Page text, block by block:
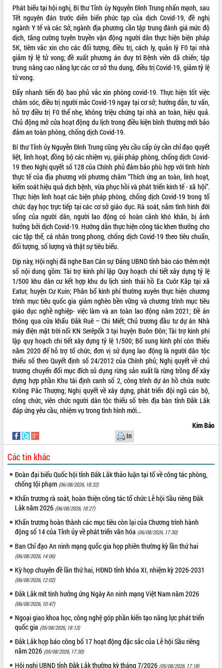
hiện nhiệm vụ quản lý tài sản công
hàng tuần
Tháo gỡ những vướng mắc, đẩy mạnh
công tác cải cách thủ tục hành chính
tại Trung tâm Phục vụ hành chính
công tỉnh
Đắk Lắk: Tôn vinh 46 giải pháp tại Hội
thi Sáng tạo Kỹ thuật 2024 - 2025
Đắk Lắk rà soát, điều chỉnh Đề án 190
về phát triển nuôi trồng thủy sản
Phó Chủ tịch UBND tỉnh Đắk Lắk
Trương Công Thái kiểm tra thực địa
Dự án cao tốc Khánh Hòa - Buôn Ma
Thuột
Định vị cà phê Việt Nam như một “di
sản sống” trong dòng chảy toàn cầu
Xây dựng nông thôn mới: Nâng cao đời
sống người dân từ những mô hình thiết
thực
Quyết liệt tháo gỡ vướng mắc, đẩy
nhanh tiến độ các dự án trọng điểm
trong Khu kinh tế Nam Phú Yên
Hòn Yến phát triển du lịch gắn với bảo
Lấy ý kiến điều chỉnh Quy hoạch tỉnh
Đắk Lắk thời kỳ 2021-2030, tầm nhìn
đến năm 2050
Phát động chiến dịch 30 ngày đêm
giải phóng mặt bằng Tuyến đường bộ
ven biển
Đắk Lắk nỗ lực thúc đẩy tăng trưởng
kinh tế từ 10% trở lên trong Quý
II/2026
Đắk Lắk ký kết thỏa thuận hợp tác về
chuyển đổi số giai đoạn 2026 – 2030
với Tập đoàn Bưu chính Viễn thông
Việt Nam
Thứ trưởng Bộ Y tế làm việc với tỉnh
Đắk Lắk về phát triển nhân lực y tế
Du lịch Đắk Lắk nâng tầm trải nghiệm
liệu và Bản đồ số
Tập huấn ứng dụng trí tuệ nhân tạo (AI)
trong thương mại điện tử năm 2026
Đoàn đại biểu Quốc hội tỉnh Đắk Lắk
trao đổi thông tin trước Kỳ họp thứ
nhất, Quốc hội khóa XVI
Quyết liệt cải cách hành chính, khơi
thông nguồn lực phát triển
Nâng cao hiệu lực, hiệu quả HĐND
tỉnh thông qua hiện đại hóa hành chính
Xã Ea Phê gắn cải cách hành chính với
chuyển đổi số
Phó Chủ tịch Thường trực UBND tỉnh
Hồ Thị Nguyên Thảo làm việc tại Trung
tâm Phục vụ hành chính công xã Ea
Phê
Xây dựng nền hành chính số đồng
hành cùng nông dân dân, doanh nghiệp
Giai đoạn 2026-2030, Đắk Lắk phấn
Phát biểu tại hội nghị, Bí thư Tỉnh ủy Nguyễn Đình Trung nhấn mạnh, sau
Tết nguyên đán trước diễn biến phức tạp của dịch Covid-19, đề nghị
ngành Y tế và các Sở, ngành địa phương cần tập trung đánh giá mức độ
dịch, tăng cường tuyên truyền vận động người dân thực hiện biện pháp
5K, tiêm vắc xin cho các đối tượng, điều trị, cách ly, quản lý F0 tại nhà
giảm tỷ lệ tử vong; đề xuất phương án duy trì Bệnh viên dã chiến; tập
trung nâng cao năng lực các cơ sở thu dung, điều trị Covid-19, giảm tỷ lệ
tử vong.
Đẩy nhanh tiến độ bao phủ vắc xin phòng covid-19. Thực hiện tốt việc
chăm sóc, điều trị người mắc Covid-19 ngay tại cơ sở; hướng dẫn, tư vấn,
hỗ trợ điều trị F0 thể nhẹ, không triệu chứng tại nhà an toàn, hiệu quả.
Chủ động mở cửa hoạt động du lịch trong điều kiện bình thường mới bảo
đảm an toàn phòng, chống dịch Covid-19.
Bí thư Tỉnh ủy Nguyễn Đình Trung cũng yêu cầu cấp ủy cần chỉ đạo quyết
liệt, linh hoạt, đồng bộ các nhiệm vụ, giải pháp phòng, chống dịch Covid-
19 theo Nghị quyết số 128 của Chính phủ đảm bảo phù hợp với tình hình
thực tế của địa phương với phương châm “Thích ứng an toàn, linh hoạt,
kiểm soát hiệu quả dịch bệnh, vừa phục hồi và phát triển kinh tế - xã hội”.
Thực hiện linh hoạt các biện pháp phòng, chống dịch Covid-19 trong tổ
chức dạy học trực tiếp tại các cơ sở giáo dục. Rà soát, nắm tình hình đời
sống của người dân, người lao động có hoàn cảnh khó khăn, bị ảnh
hưởng bởi dịch Covid-19. Hướng dẫn thực hiện công tác khen thưởng cho
các tập thể, cá nhân trong phong, chống dịch Covid-19 theo tiêu chuẩn,
đối tượng, số lượng và thật sự tiêu biểu.
Dịp này, Hội nghị đã nghe Ban Cán sự Đảng UBND tỉnh báo cáo thêm một
số nội dung gồm: Tài trợ kinh phí lập Quy hoạch chi tiết xây dựng tỷ lệ
1/500 khu dân cư kết hợp khu du lịch sinh thái hồ Ea Cuôr Kăp tại xã
Eatur, huyện Cư Kuin; Phân bổ kinh phí thường xuyên thực hiện chương
trình mục tiêu quốc gia giảm nghèo bền vững và chương trình mục tiêu
giáo dục nghề nghiệp- việc làm và an toàn lao động năm 2021; Đề án
thông qua cửa khẩu Đắk Ruê – Chi Miết; Chủ trương đầu tư dự án Nhà
máy điện mặt trời nổi KN Serêpốk 3 tại huyện Buôn Đôn; Tài trợ kinh phí
lập quy hoạch chi tiết xây dựng tỷ lệ 1/500; Bổ sung kinh phí còn thiếu
năm 2020 để hỗ trợ tổ chức, đơn vị sử dụng lao động là người dân tộc
thiểu số theo Quyết định số 24/2012 của Chính phủ; Nghị quyết về chủ
trương chuyển đổi mục đích sủ dụng rừng sản xuất là rừng trồng để xây
dựng hợp phần Khu tái định canh số 2, công trình dự án hồ chứa nước
Krông Pắc Thượng; Nghị quyết về xây dựng, phát triển đội ngũ cán bộ,
công chức, viên chức người dân tộc thiểu số trên địa bàn tỉnh Đắk Lắk
đáp ứng yêu cầu, nhiệm vụ trong tình hình mới…
Kim Bảo
In
Các tin khác
Đoàn đại biểu Quốc hội tỉnh Đắk Lắk thảo luận tại tổ về công tác phòng,
chống tội phạm (06/08/2026, 18:32)
Khẩn trương rà soát, hoàn thiện công tác tổ chức Lễ hội Sầu riêng Đắk
Lắk năm 2026 (06/08/2026, 18:27)
Khẩn trương hoàn thành các mục tiêu còn lại của Chương trình hành
động số 14 của Tỉnh ủy về phát triển văn hóa (06/08/2026, 17:30)
Ban Chỉ đạo An ninh mạng quốc gia họp phiên thường kỳ lần thứ hai
(06/08/2026, 14:06)
Kỳ họp chuyên đề lần thứ hai, HĐND tỉnh khóa XI, nhiệm kỳ 2026-2031
(06/08/2026, 12:02)
Đắk Lắk mít tinh hưởng ứng Ngày An ninh mạng Việt Nam năm 2026
(06/08/2026, 10:47)
Ngoại giao khoa học, công nghệ góp phần kiến tạo năng lực phát triển
quốc gia (05/08/2026, 18:13)
Đắk Lắk họp báo công bố 17 hoạt động đặc sắc của Lễ hội Sầu riêng
năm 2026 (05/08/2026, 17:30)
Hội nghị UBND tỉnh Đắk Lắk thường kỳ tháng 7/2026 (05/08/2026, 17:18)